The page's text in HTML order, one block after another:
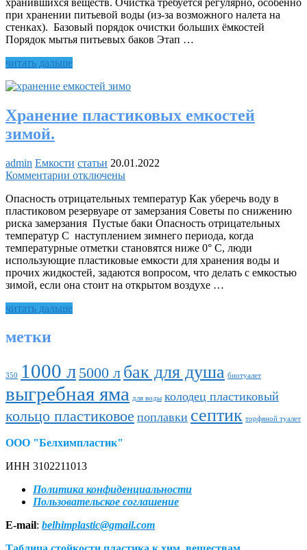
при хранении питьевой воды (из‑за возможного налета на
стенках). Базовый порядок очистки больших ёмкостей
Порядок мытья питьевых баков Этап …
Как
пластиковую
читать дальше
Хранение пластиковых емкостей
зимой.
admin Емкости статьи 20.01.2022
Комментарии к
Хранение
пластиковых
емкостей
зимой.
отключены
Опасность отрицательных температур Как уберечь воду в
пластиковом резервуаре от замерзания Советы по снижению
риска замерзания Пустые баки Опасность отрицательных
температур С наступлением зимнего периода, когда
температурные отметки становятся ниже 0° C, люди
использующие пластиковые емкости для хранения воды и
прочих жидкостей, задаются вопросом, что делать с емкостью
зимой, если она стоит на открытом воздухе …
Хранение
емкостей
зимой.
читать дальше
метки
350 1000 л 5000 л бак для душа биотуалет
выгребная яма для воды колодец пластиковый
кольцо пластиковое поплавки септик торфяной туалет
ООО "Белхимпластик"
ИНН 3102211013
Политика конфиденциальности
Пользовательское соглашение
E-mail: belhimplastic@gmail.com